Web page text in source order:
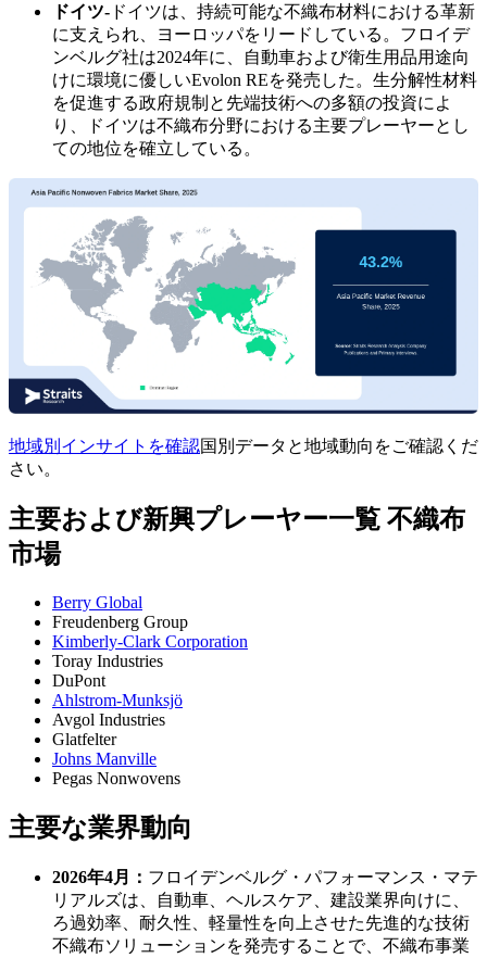
ドイツ- ドイツは、持続可能な不織布材料における革新
に支えられ、ヨーロッパをリードしている。フロイデ
ンベルグ社は2024年に、自動車および衛生用品用途向
けに環境に優しいEvolon REを発売した。生分解性材料
を促進する政府規制と先端技術への多額の投資によ
り、ドイツは不織布分野における主要プレーヤーとし
ての地位を確立している。
地域別インサイトを確認国別データと地域動向をご確認くだ
さい。
主要および新興プレーヤー一覧 不織布
市場
Berry Global
Freudenberg Group
Kimberly-Clark Corporation
Toray Industries
DuPont
Ahlstrom-Munksjö
Avgol Industries
Glatfelter
Johns Manville
Pegas Nonwovens
主要な業界動向
2026年4月： フロイデンベルグ・パフォーマンス・マテ
リアルズは、自動車、ヘルスケア、建設業界向けに、
ろ過効率、耐久性、軽量性を向上させた先進的な技術
不織布ソリューションを発売することで、不織布事業